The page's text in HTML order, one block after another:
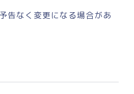
告なく変更になる場合があ